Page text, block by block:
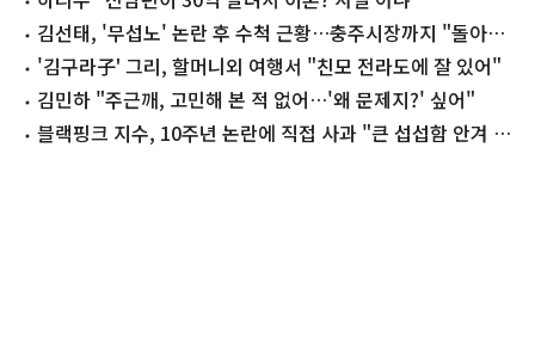
김선태, '무섭노' 논란 후 수척 근황…충주시장까지 "돌아올
생각 없냐?"
'김구라子' 그리, 할머니외 여행서 "친모 전라도에 잘 있어"
김민하 "주근깨, 고민해 본 적 없어…'왜 문제지?' 싶어"
블랙핑크 지수, 10주년 논란에 직접 사과 "큰 섭섭함 안겨 미